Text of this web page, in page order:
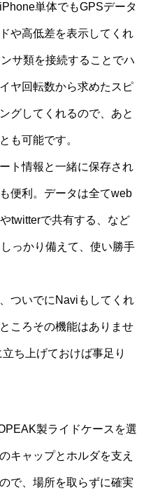
単体でもGPSデータ
や高低差を表示してくれ
サ類を接続することでハ
ヤ回転数から求めたスピ
グしてくれるので、あと
も可能です。
ト情報と一緒に保存され
便利。データは全てweb
twitterで共有する、など
っかり備えて、使い勝手
ついでにNaviもしてくれ
ころその機能はありませ
ち上げておけば事足り
製ライドケースを選
キャップとホルダを支え
で、場所を取らずに確実